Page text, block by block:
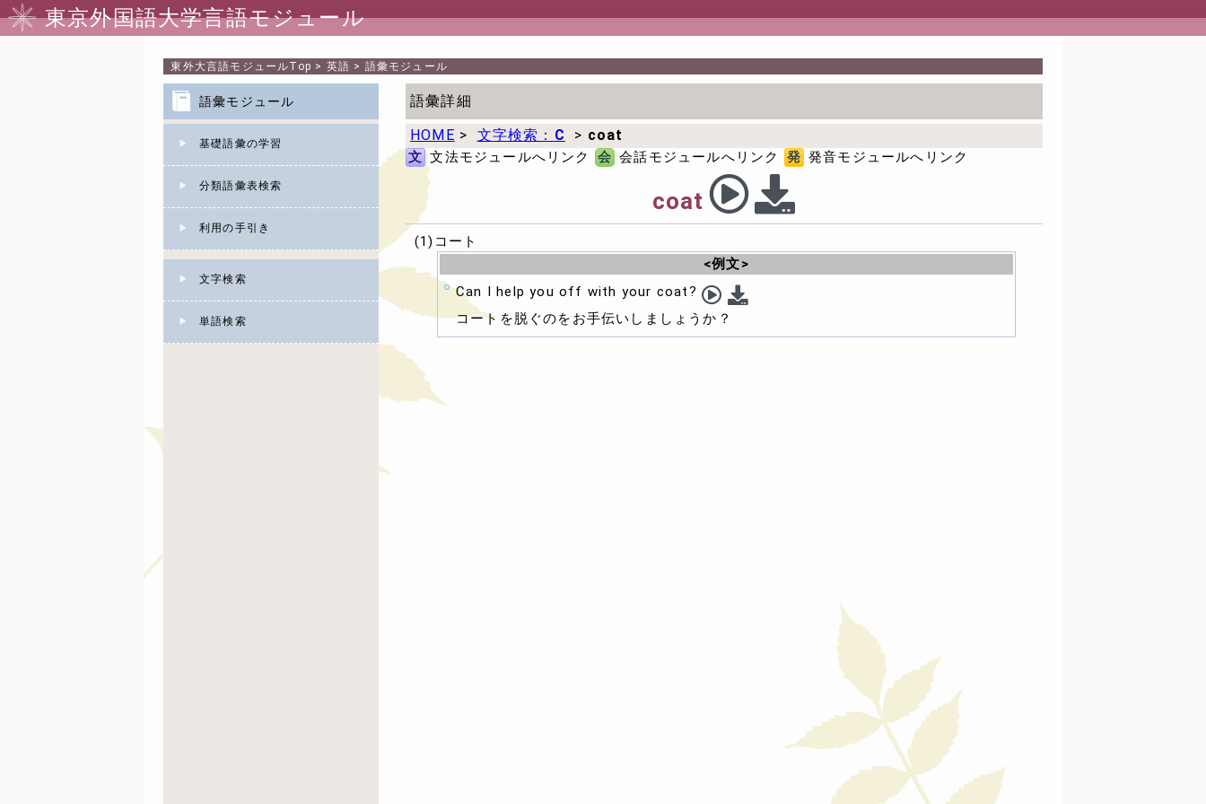
東京外国語大学言語モジュール
東外大言語モジュールTop > 英語 > 語彙モジュール
語彙モジュール
基礎語彙の学習
分類語彙表検索
利用の手引き
文字検索
単語検索
語彙詳細
HOME > 文字検索： C > coat
文 文法モジュールへリンク 会 会話モジュールへリンク 発 発音モジュールへリンク
coat
(1)コート
<例文>
Can I help you off with your coat?
コートを脱ぐのをお手伝いしましょうか？